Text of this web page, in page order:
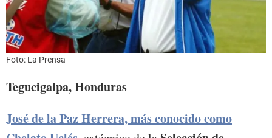
Foto: La Prensa
Tegucigalpa, Honduras
José de la Paz Herrera, más conocido como